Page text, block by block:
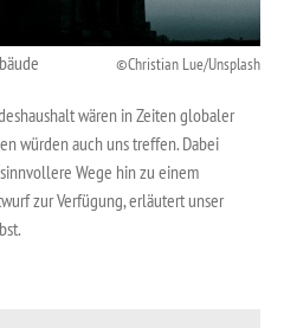
Christian Lue/Unsplash
wären in Zeiten globaler
würden auch uns treffen. Dabei
Wege hin zu einem
zur Verfügung, erläutert unser